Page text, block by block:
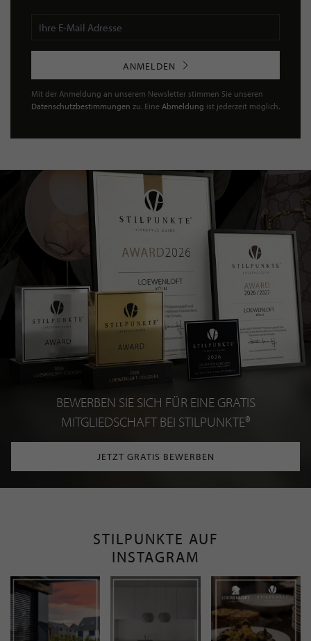
ANMELDEN
Mit der Anmeldung an unserem Newsletter stimmen Sie unseren
Datenschutzbestimmungen zu. Eine Abmeldung ist jederzeit möglich.
BEWERBEN SIE SICH FÜR EINE GRATIS
MITGLIEDSCHAFT BEI STILPUNKTE®
JETZT GRATIS BEWERBEN
STILPUNKTE AUF
INSTAGRAM